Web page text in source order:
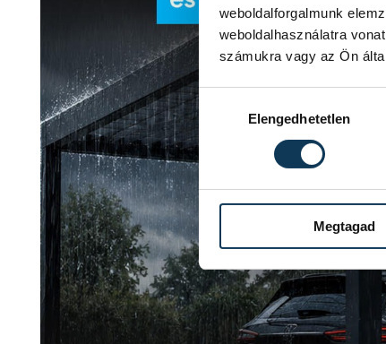
weboldalforgalmunk
weboldalhasználatra
számukra vagy az Ön
Hozzájárulás kiválasztása
Elengedhetetlen
Megtagad